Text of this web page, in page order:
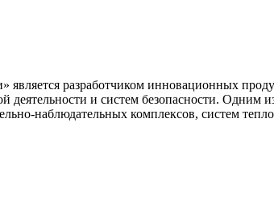
разработчиком инновационных
деятельности и систем безопасности.
наблюдательных комплексов, систем